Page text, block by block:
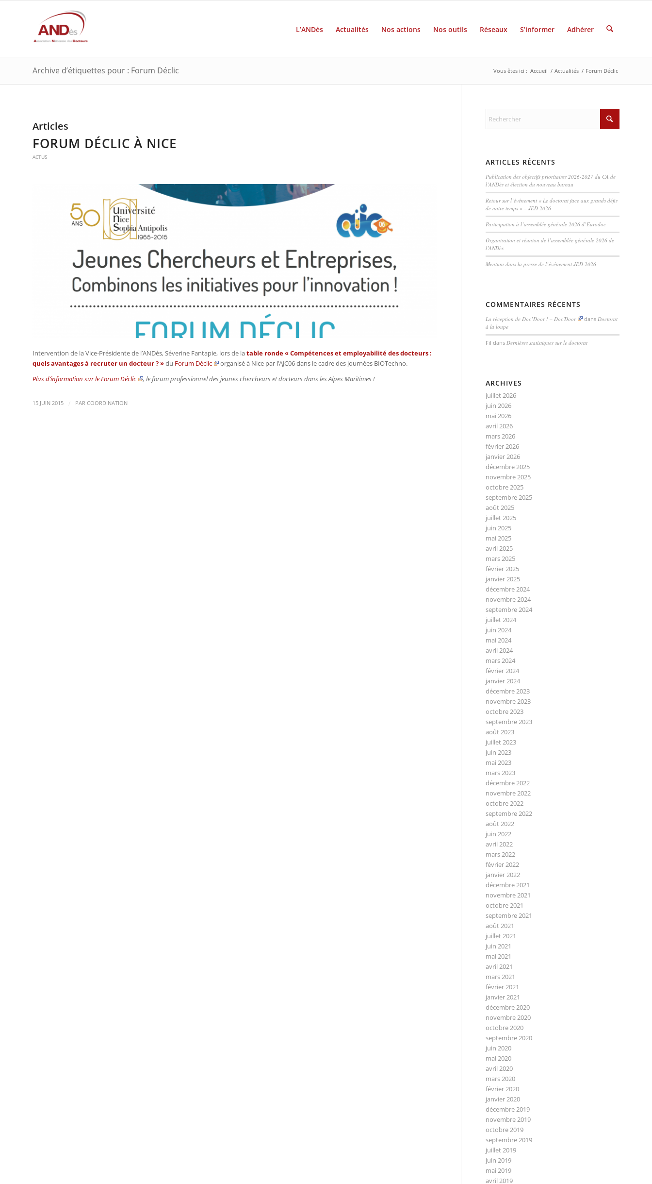
L’ANDès Actualités Nos actions Nos outils Réseaux S’informer Adhérer
Archive d’étiquettes pour : Forum Déclic Vous êtes ici : Accueil / Actualités / Forum Déclic
Articles
FORUM DÉCLIC À NICE
ACTUS
Intervention de la Vice-Présidente de l’ANDès, Séverine Fantapie, lors de latable ronde « Compétences et employabilité des docteurs :
quels avantages à recruter un docteur ? »du Forum Déclic
organisé à Nice par l’AJC06 dans le cadre des journées BIOTechno.
Plus d’information sur le Forum Déclic
, le forum professionnel des jeunes chercheurs et docteurs dans les Alpes Maritimes !
15 JUIN 2015 / PAR COORDINATION
ARTICLES RÉCENTS
Publication des objectifs prioritaires 2026-2027 du CA de
l’ANDès et élection du nouveau bureau
Retour sur l’événement « Le doctorat face aux grands défis
de notre temps » – JED 2026
Participation à l’assemblée générale 2026 d’Eurodoc
Organisation et réunion de l’assemblée générale 2026 de
l’ANDès
Mention dans la presse de l’événement JED 2026
COMMENTAIRES RÉCENTS
La réception de Doc’Door ! – Doc'Door dans Doctorat
à la loupe
Fil dansDernières statistiques sur le doctorat
ARCHIVES
juillet 2026
juin 2026
mai 2026
avril 2026
mars 2026
février 2026
janvier 2026
décembre 2025
novembre 2025
octobre 2025
septembre 2025
août 2025
juillet 2025
juin 2025
mai 2025
avril 2025
mars 2025
février 2025
janvier 2025
décembre 2024
novembre 2024
septembre 2024
juillet 2024
juin 2024
mai 2024
avril 2024
mars 2024
février 2024
janvier 2024
décembre 2023
novembre 2023
octobre 2023
septembre 2023
août 2023
juillet 2023
juin 2023
mai 2023
mars 2023
décembre 2022
novembre 2022
octobre 2022
septembre 2022
août 2022
juin 2022
avril 2022
mars 2022
février 2022
janvier 2022
décembre 2021
novembre 2021
octobre 2021
septembre 2021
août 2021
juillet 2021
juin 2021
mai 2021
avril 2021
mars 2021
février 2021
janvier 2021
décembre 2020
novembre 2020
octobre 2020
septembre 2020
juin 2020
mai 2020
avril 2020
mars 2020
février 2020
janvier 2020
décembre 2019
novembre 2019
octobre 2019
septembre 2019
juillet 2019
juin 2019
mai 2019
avril 2019